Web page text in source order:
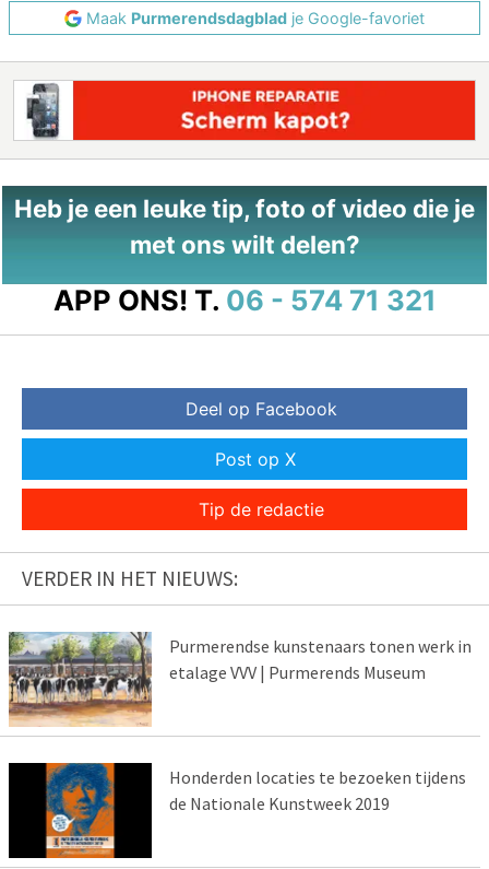
Maak Purmerendsdagblad je Google-favoriet
Heb je een leuke tip, foto of video die je
met ons wilt delen?
APP ONS! T. 06 - 574 71 321
Deel op Facebook
Post op X
Tip de redactie
VERDER IN HET NIEUWS:
Purmerendse kunstenaars tonen werk in
etalage VVV | Purmerends Museum
Honderden locaties te bezoeken tijdens
de Nationale Kunstweek 2019